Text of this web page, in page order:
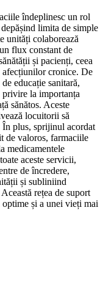
îndeplinesc un rol
limita de simple
unități colaborează
flux constant de
și pacienți, ceea
afecțiunilor cronice. De
educație sanitară,
privire la importanța
sănătos. Aceste
locuitorii să
plus, sprijinul acordat
de valoros, farmaciile
medicamentele
aceste servicii,
de încredere,
și subliniind
rețea de suport
optime și a unei vieți mai